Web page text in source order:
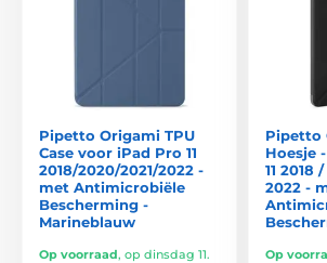
Pipetto Origami TPU
Case voor iPad Pro 11
2018/2020/2021/2022 -
met Antimicrobiële
Bescherming -
Marineblauw
Op voorraad, op dinsdag 11.
Pipetto
Hoesje
11 2018
2022 -
Op